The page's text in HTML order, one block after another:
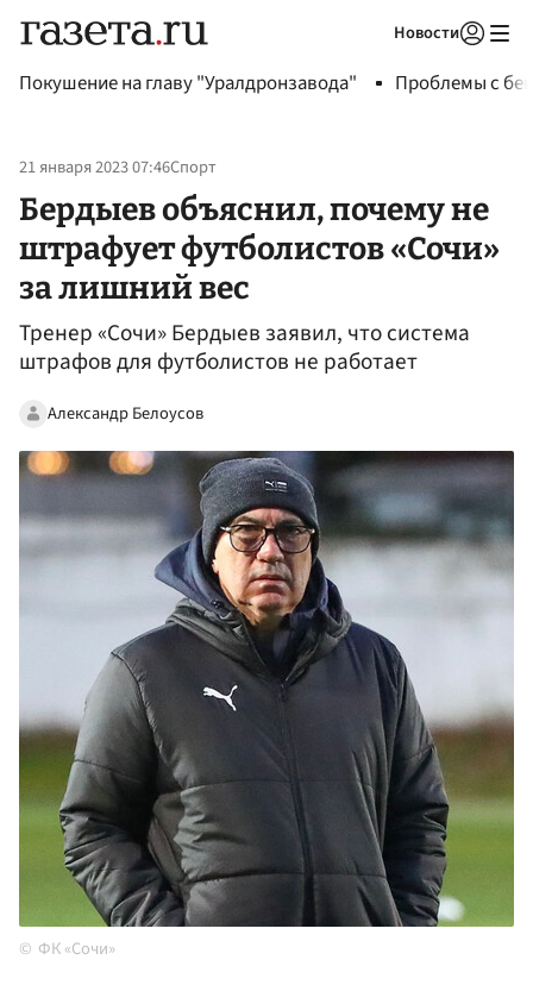
Новости
Покушение на главу "Уралдронзавода" Проблемы с
21 января 2023 07:46Спорт
Бердыев объяснил, почему не
штрафует футболистов «Сочи»
за лишний вес
Тренер «Сочи» Бердыев заявил, что система
штрафов для футболистов не работает
Александр Белоусов
ФК «Сочи»